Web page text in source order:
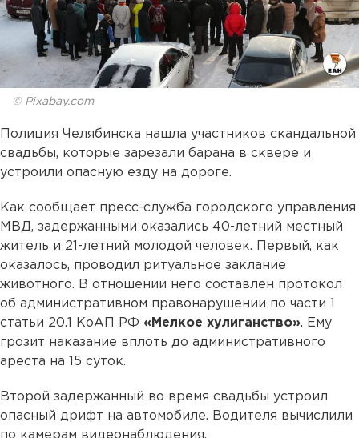
© Pixabay.com
Полиция Челябинска нашла участников скандальной
свадьбы, которые зарезали барана в сквере и
устроили опасную езду на дороге.
Как сообщает пресс-служба городского управления
МВД, задержанными оказались 40-летний местный
житель и 21-летний молодой человек. Первый, как
оказалось, проводил ритуальное заклание
животного. В отношении него составлен протокол
об административном правонарушении по части 1
статьи 20.1 КоАП РФ «Мелкое хулиганство». Ему
грозит наказание вплоть до административного
ареста на 15 суток.
Второй задержанный во время свадьбы устроил
опасный дрифт на автомобиле. Водителя вычислили
по камерам видеонаблюдения.